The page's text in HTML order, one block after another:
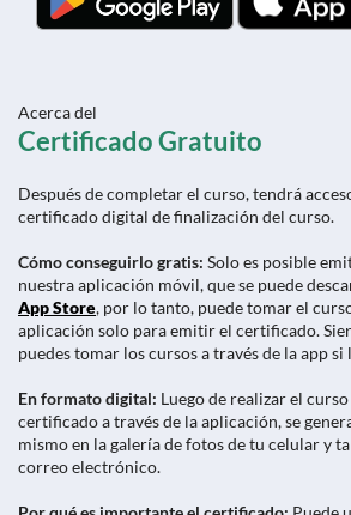
Acerca del
Certificado Gratuito
Después de completar el curso, tendrá
certificado digital de finalización del curso.
Cómo conseguirlo gratis: Solo es posible
nuestra aplicación móvil, que se puede
App Store, por lo tanto, puede tomar el
aplicación solo para emitir el certificado.
puedes tomar los cursos a través de la app si
En formato digital: Luego de realizar el
certificado a través de la aplicación, se
mismo en la galería de fotos de tu celular y
correo electrónico.